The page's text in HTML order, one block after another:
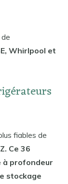
Whirlpool et
fiables de
Ce 36
à profondeur
stockage